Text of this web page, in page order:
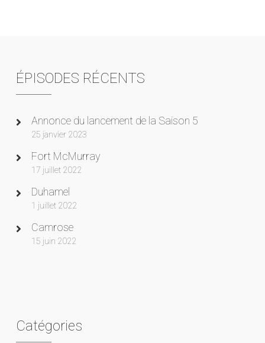
ÉPISODES RÉCENTS
Annonce du lancement de la Saison 5
25 janvier 2023
Fort McMurray
17 juillet 2022
Duhamel
1 juillet 2022
Camrose
15 juin 2022
Catégories